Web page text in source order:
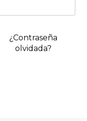
¿Contraseña
olvidada?
+ ADD